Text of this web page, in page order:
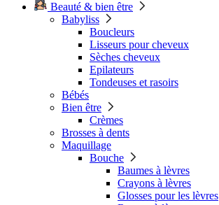
Beauté & bien être
Babyliss
Boucleurs
Lisseurs pour cheveux
Sèches cheveux
Epilateurs
Tondeuses et rasoirs
Bébés
Bien être
Crèmes
Brosses à dents
Maquillage
Bouche
Baumes à lèvres
Crayons à lèvres
Glosses pour les lèvres